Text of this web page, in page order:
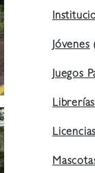
Jóvenes
Juegos
Librerías